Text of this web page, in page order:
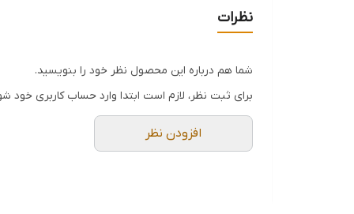
نظرات
شما هم درباره این محصول نظر خود را بنویسید.
برای ثبت نظر، لازم است ابتدا وارد حساب کاربری خود
افزودن نظر